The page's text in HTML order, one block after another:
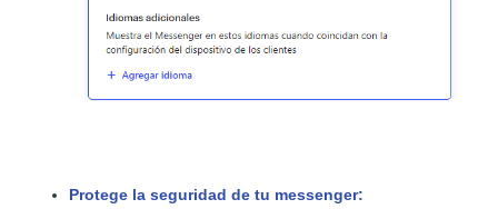
Protege la seguridad de tu messenger: